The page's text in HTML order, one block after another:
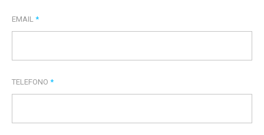
EMAIL *
TELEFONO *